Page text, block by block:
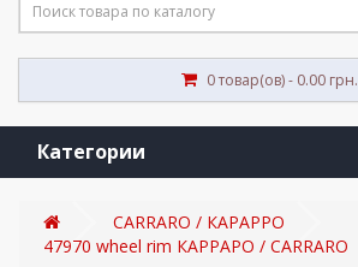
0 товар(ов) - 0.00 грн.
Категории
CARRARO / КАРАРРО
47970 wheel rim КАРРАРО / CARRARO